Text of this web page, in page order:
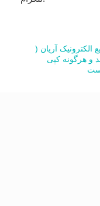
آریان (
و هرگونه کپی